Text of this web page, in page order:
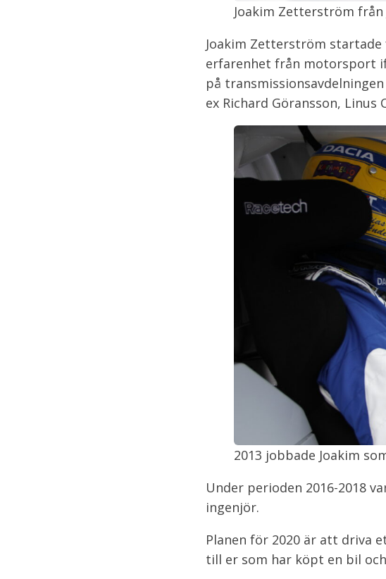
Joakim Zetterström från
Joakim Zetterström startade
erfarenhet från motorsport
på
ex Richard Göransson, Linus
2013 jobbade Joakim
Under perioden 2016-2018
ingenjör.
Planen för 2020 är att driva
till er som har köpt en bil